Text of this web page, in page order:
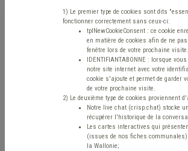
Trouver un
Accès à l'information
Matière(s) principale(s)
1) Le premier type de cookies sont dits
fonctionner correctement sans ceux-ci:
tplNewCookieConsent : ce cookie
en matière de cookies afin de ne
fenêtre lors de votre prochaine visite.
IDENTIFIANTABONNE : lorsque
notre site internet avec votre
cookie s'ajoute et permet de garder
de votre prochaine visite.
2) Le deuxième type de cookies proviennent
Notre live chat (crisp.chat) stocke
récupérer l'historique de la
Les cartes interactives qui
(issues de nos fiches
la Wallonie;